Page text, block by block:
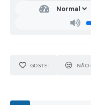
GOSTEI NÃO